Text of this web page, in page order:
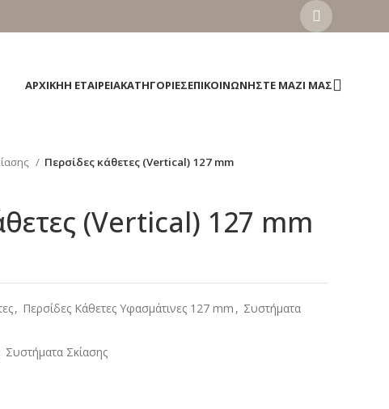
ΑΡΧΙΚΉΗ ΕΤΑΙΡΕΊΑΚΑΤΗΓΟΡΊΕΣΕΠΙΚΟΙΝΩΝΉΣΤΕ ΜΑΖΊ ΜΑΣ
Περσίδες κάθετες (Vertical) 127 mm
(Vertical) 127 mm
, Περσίδες Κάθετες Υφασμάτινες 127 mm , Συστήματα
Συστήματα Σκίασης